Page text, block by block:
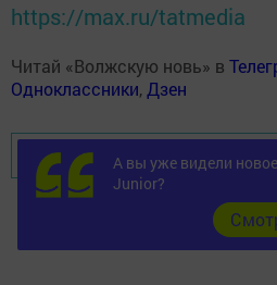
https://max.ru/tatmedia
Читай «Волжскую новь» в
Одноклассники, Дзен
Перейти на
А вы уже видели
Junior?